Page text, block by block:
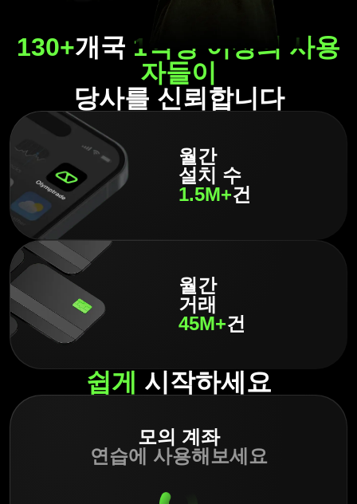
130+개국 1억명 이상의 사용
자들이
당사를 신뢰합니다
월간
설치 수
1.5M+건
월간
거래
45M+건
쉽게 시작하세요
모의 계좌
연습에 사용해보세요